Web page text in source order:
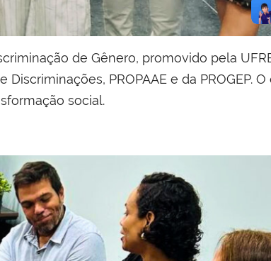
de Gênero, promovido pela
PROPAAE e da PROGEP.
social.